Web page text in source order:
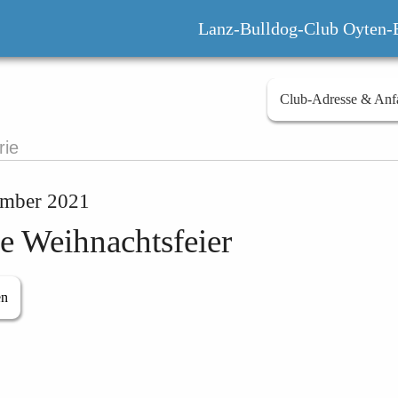
Lanz-Bulldog-Club Oyten-
Club-Adresse &
2021
Weihnachtsfeier